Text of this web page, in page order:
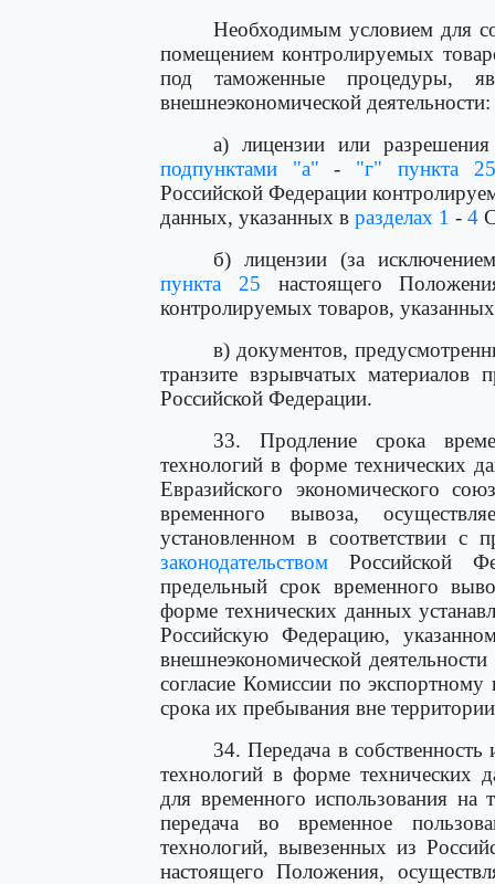
Необходимым условием для
помещением контролируемых
под таможенные процедуры,
внешнеэкономической деятельности:
а) лицензии или
подпунктами "а" - "г" пункта 25
Российской Федерации
данных, указанных в разделах 1 - 4
б) лицензии (за
пункта 25 настоящего
контролируемых товаров,
в) документов,
транзите взрывчатых материалов
Российской Федерации.
33. Продление срока
технологий в форме технических
Евразийского экономического
временного вывоза,
установленном в соответствии с
законодательством Российской
предельный срок временного
форме технических данных
Российскую Федерацию,
внешнеэкономической
согласие Комиссии по
срока их пребывания вне
34. Передача в
технологий в форме технических
для временного использования на
передача во временное
технологий, вывезенных из
настоящего Положения,